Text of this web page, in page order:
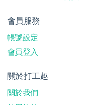
會員服務
帳號設定
會員登入
關於打工趣
關於我們